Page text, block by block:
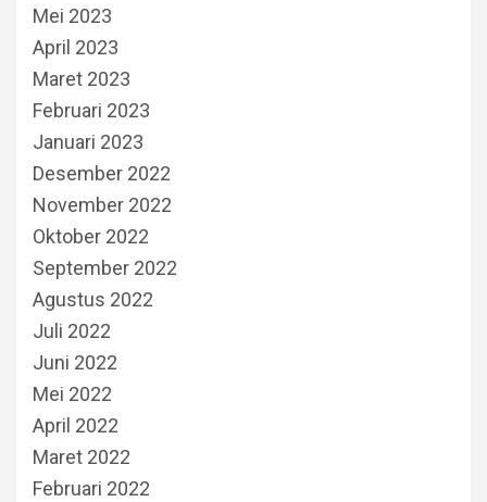
Mei 2023
April 2023
Maret 2023
Februari 2023
Januari 2023
Desember 2022
November 2022
Oktober 2022
September 2022
Agustus 2022
Juli 2022
Juni 2022
Mei 2022
April 2022
Maret 2022
Februari 2022